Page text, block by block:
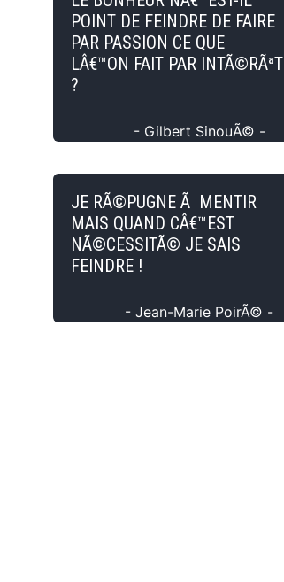
POINT DE FEINDRE DE FAIRE
PAR PASSION CE QUE
LÂ€™ON FAIT PAR INTÃ©RÃªT
?
- Gilbert SinouÃ© -
JE RÃ©PUGNE Ã MENTIR
MAIS QUAND CÂ€™EST
NÃ©CESSITÃ© JE SAIS
FEINDRE !
- Jean-Marie PoirÃ© -